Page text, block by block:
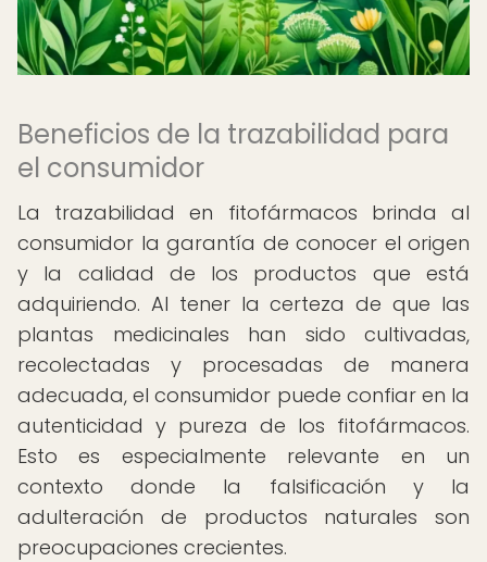
Beneficios de la trazabilidad para
el consumidor
La trazabilidad en fitofármacos brinda al
consumidor la garantía de conocer el origen
y la calidad de los productos que está
adquiriendo. Al tener la certeza de que las
plantas medicinales han sido cultivadas,
recolectadas y procesadas de manera
adecuada, el consumidor puede confiar en la
autenticidad y pureza de los fitofármacos.
Esto es especialmente relevante en un
contexto donde la falsificación y la
adulteración de productos naturales son
preocupaciones crecientes.